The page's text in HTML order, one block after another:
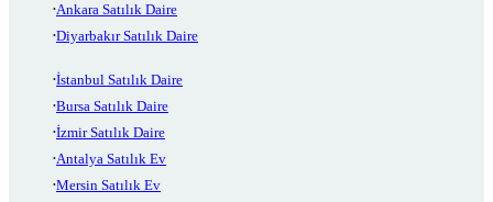
Ankara Satılık Daire
Diyarbakır Satılık Daire
İstanbul Satılık Daire
Bursa Satılık Daire
İzmir Satılık Daire
Antalya Satılık Ev
Mersin Satılık Ev